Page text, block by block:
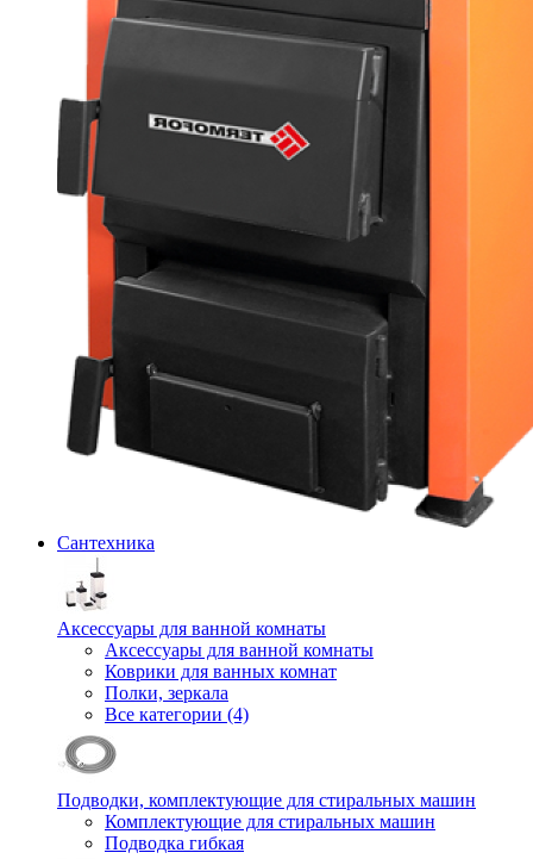
Сантехника
Аксессуары для ванной комнаты
Аксессуары для ванной комнаты
Коврики для ванных комнат
Полки, зеркала
Все категории (4)
Подводки, комплектующие для стиральных машин
Комплектующие для стиральных машин
Подводка гибкая